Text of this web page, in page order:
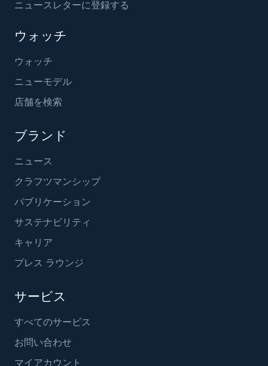
ニュースレターに登録する
ウォッチ
ウォッチ
ニューモデル
店舗を検索
ブランド
ニュース
クラフツマンシップ
パブリケーション
サステナビリティ
キャリア
プレス ラウンジ
サービス
すべてのサービス
お問い合わせ
マイアカウント